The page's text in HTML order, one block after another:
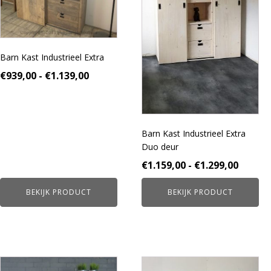
Barn Kast Industrieel Extra
€939,00 - €1.139,00Prijsklasse:
BEKIJK PRODUCT
optie
kan
gekozen
op
de
Barn Kast Industrieel Extra
Duo deur
€1.159,00 - €1.299,00
BEKIJK PRODUCT
optie
gekozen
op
de
productpagina